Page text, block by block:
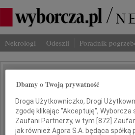
Nekrologi Odeszli Poradnik
IMIĘ I NAZWISKO: Krystyna
REGION: Katowice
DATA EMISJI: 19.11.2021
Dbamy o Twoją prywatność
Droga Użytkowniczko, Drogi
zgodę klikając "Akceptuję", Wyborcza
Zaufani Partnerzy, w tym [872 ]
jak również Agora S.A. będąca spółką